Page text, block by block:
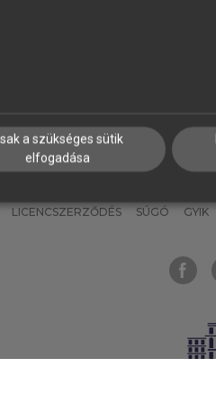
LICENCSZERZŐDÉS SÚGÓ GYIK
a szükséges sütik
elfogadása